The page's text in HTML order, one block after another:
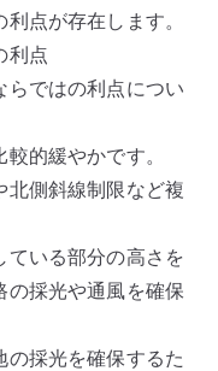
点が存在します。
利点
らではの利点につい
的緩やかです。
北側斜線制限など複
ている部分の高さを
の採光や通風を確保
採光を確保するた